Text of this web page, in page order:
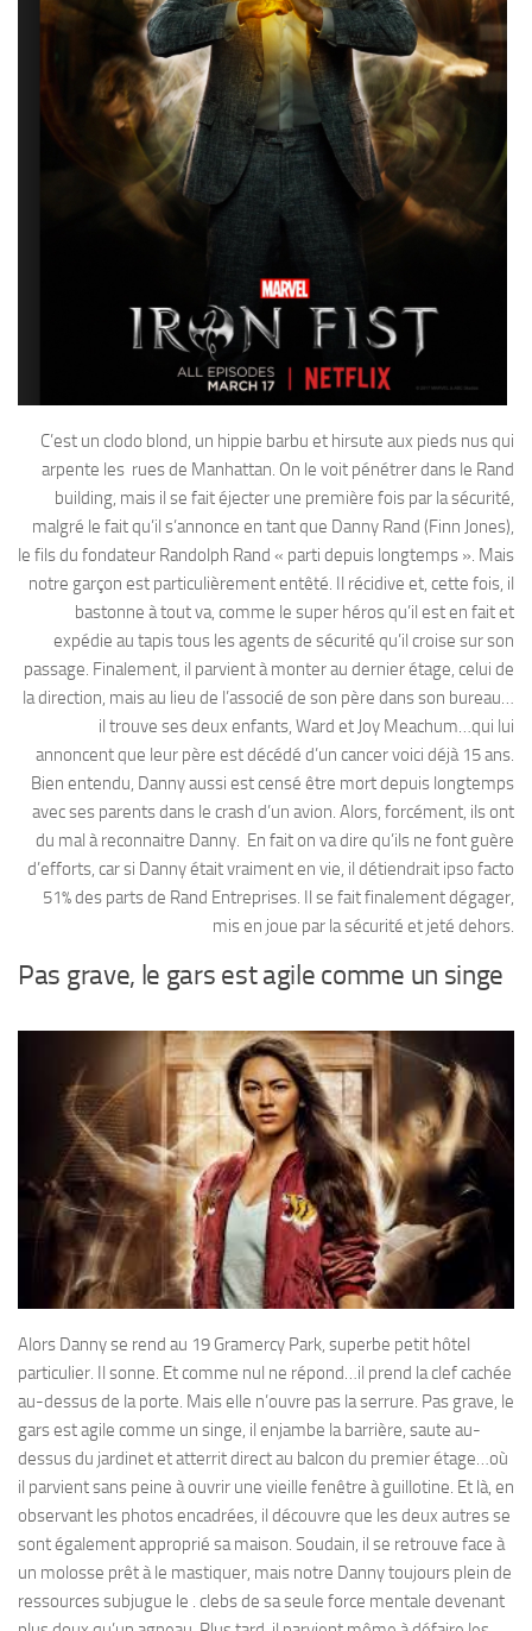
C’est un clodo blond, un hippie barbu et hirsute aux pieds nus qui
arpente les rues de Manhattan. On le voit pénétrer dans le Rand
building, mais il se fait éjecter une première fois par la sécurité,
malgré le fait qu’il s’annonce en tant que Danny Rand (Finn Jones),
le fils du fondateur Randolph Rand « parti depuis longtemps ». Mais
notre garçon est particulièrement entêté. Il récidive et, cette fois, il
bastonne à tout va, comme le super héros qu’il est en fait et
expédie au tapis tous les agents de sécurité qu’il croise sur son
passage. Finalement, il parvient à monter au dernier étage, celui de
la direction, mais au lieu de l’associé de son père dans son bureau…
il trouve ses deux enfants, Ward et Joy Meachum…qui lui
annoncent que leur père est décédé d’un cancer voici déjà 15 ans.
Bien entendu, Danny aussi est censé être mort depuis longtemps
avec ses parents dans le crash d’un avion. Alors, forcément, ils ont
du mal à reconnaitre Danny. En fait on va dire qu’ils ne font guère
d’efforts, car si Danny était vraiment en vie, il détiendrait ipso facto
51% des parts de Rand Entreprises. Il se fait finalement dégager,
mis en joue par la sécurité et jeté dehors.
Pas grave, le gars est agile comme un singe
Alors Danny se rend au 19 Gramercy Park, superbe petit hôtel
particulier. Il sonne. Et comme nul ne répond…il prend la clef cachée
au-dessus de la porte. Mais elle n’ouvre pas la serrure. Pas grave, le
gars est agile comme un singe, il enjambe la barrière, saute au-
dessus du jardinet et atterrit direct au balcon du premier étage…où
il parvient sans peine à ouvrir une vieille fenêtre à guillotine. Et là, en
observant les photos encadrées, il découvre que les deux autres se
sont également approprié sa maison. Soudain, il se retrouve face à
un molosse prêt à le mastiquer, mais notre Danny toujours plein de
ressources subjugue le . clebs de sa seule force mentale devenant